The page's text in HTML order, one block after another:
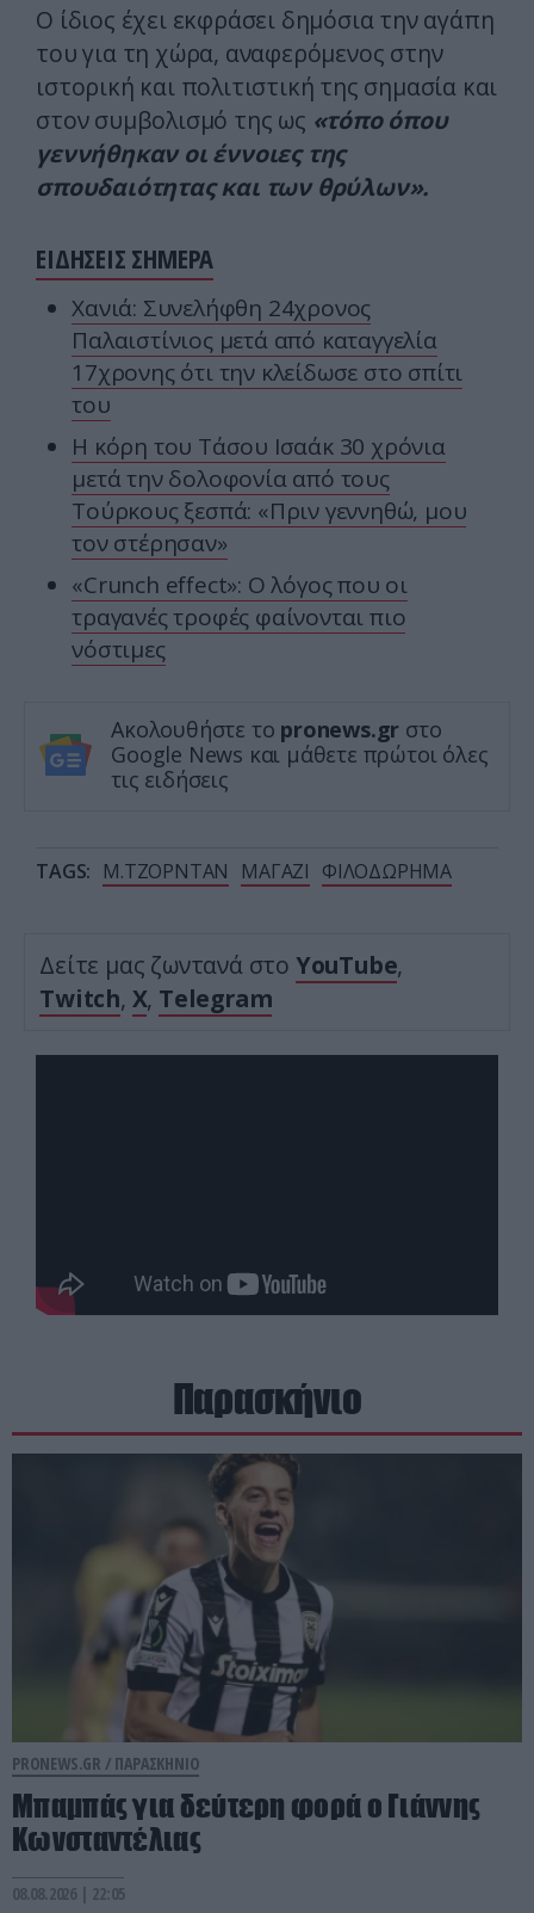
Ο ίδιος έχει εκφράσει δημόσια την αγάπη
του για τη χώρα, αναφερόμενος στην
ιστορική και πολιτιστική της σημασία και
στον συμβολισμό της ως «τόπο όπου
γεννήθηκαν οι έννοιες της
σπουδαιότητας και των θρύλων».
ΕΙΔΗΣΕΙΣ ΣΗΜΕΡΑ
Χανιά: Συνελήφθη 24χρονος
Παλαιστίνιος μετά από καταγγελία
17χρονης ότι την κλείδωσε στο σπίτι
του
Η κόρη του Τάσου Ισαάκ 30 χρόνια
μετά την δολοφονία από τους
Τούρκους ξεσπά: «Πριν γεννηθώ, μου
τον στέρησαν»
«Crunch effect»: Ο λόγος που οι
τραγανές τροφές φαίνονται πιο
νόστιμες
Ακολουθήστε το pronews.gr στο
Google News και μάθετε πρώτοι όλες
τις ειδήσεις
TAGS: Μ.ΤΖΟΡΝΤΑΝ ΜΑΓΑΖΙ ΦΙΛΟΔΩΡΗΜΑ
Δείτε μας ζωντανά στο YouTube,
Twitch, X, Telegram
Παρασκήνιο
PRONEWS.GR / ΠΑΡΑΣΚΗΝΙΟ
Μπαμπάς για δεύτερη φορά ο Γιάννης
Κωνσταντέλιας
08.08.2026 | 22:05